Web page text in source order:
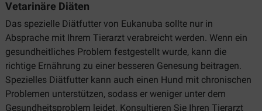
Vetarinäre Diäten
Das spezielle Diätfutter von Eukanuba sollte nur in
Absprache mit Ihrem Tierarzt verabreicht werden. Wenn ein
gesundheitliches Problem festgestellt wurde, kann die
richtige Ernährung zu einer besseren Genesung beitragen.
Spezielles Diätfutter kann auch einen Hund mit chronischen
Problemen unterstützen, sodass er weniger unter dem
Gesundheitsproblem leidet. Konsultieren Sie Ihren Tierarzt